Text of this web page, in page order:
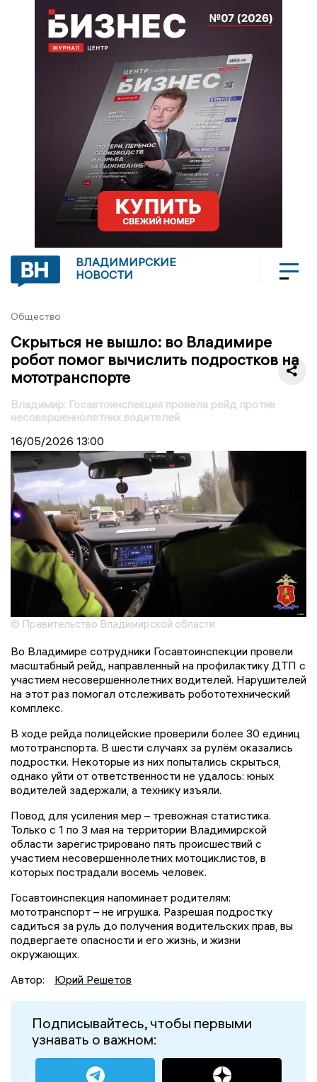
ВЛАДИМИРСКИЕ
НОВОСТИ
Общество
Скрыться не вышло: во Владимире
робот помог вычислить подростков на
мототранспорте
Владимир: Госавтоинспекция провела рейд против
несовершеннолетних водителей
16/05/2026 13:00
© Правительство Владимирской области
Во Владимире сотрудники Госавтоинспекции провели
масштабный рейд, направленный на профилактику ДТП с
участием несовершеннолетних водителей. Нарушителей
на этот раз помогал отслеживать робототехнический
комплекс.
В ходе рейда полицейские проверили более 30 единиц
мототранспорта. В шести случаях за рулём оказались
подростки. Некоторые из них попытались скрыться,
однако уйти от ответственности не удалось: юных
водителей задержали, а технику изъяли.
Повод для усиления мер – тревожная статистика.
Только с 1 по 3 мая на территории Владимирской
области зарегистрировано пять происшествий с
участием несовершеннолетних мотоциклистов, в
которых пострадали восемь человек.
Госавтоинспекция напоминает родителям:
мототранспорт – не игрушка. Разрешая подростку
садиться за руль до получения водительских прав, вы
подвергаете опасности и его жизнь, и жизни
окружающих.
Автор:
Юрий Решетов
Подписывайтесь, чтобы первыми
узнавать о важном: